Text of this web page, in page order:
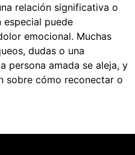
relación significativa o
especial puede
emocional. Muchas
dudas o una
persona amada se aleja, y
sobre cómo reconectar o